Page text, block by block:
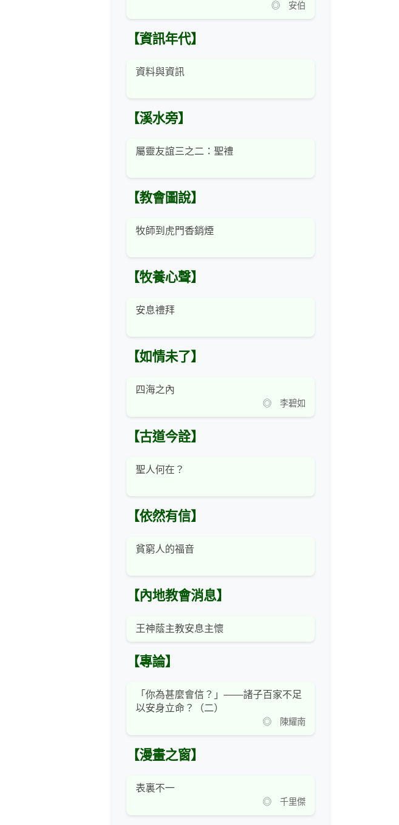
◎ 安伯
【資訊年代】
資料與資訊
【溪水旁】
屬靈友誼三之二：聖禮
【教會圖說】
牧師到虎門香銷煙
【牧養心聲】
安息禮拜
【如情未了】
四海之內
◎ 李碧如
【古道今詮】
聖人何在？
【依然有信】
貧窮人的福音
【內地教會消息】
王神蔭主教安息主懷
【專論】
「你為甚麼會信？」——諸子百家不足
以安身立命？（二）
◎ 陳耀南
【漫畫之窗】
表裏不一
◎ 千里傑